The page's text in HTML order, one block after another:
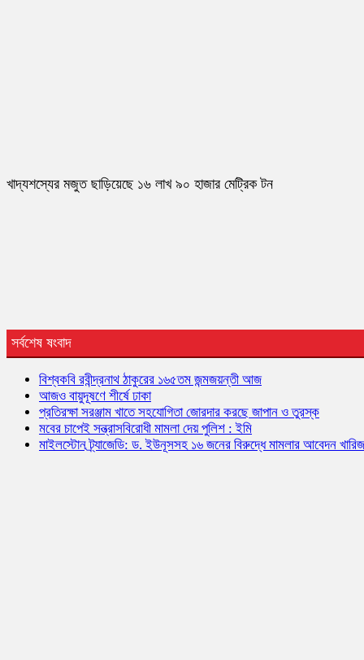
খাদ্যশস্যের মজুত ছাড়িয়েছে ১৬ লাখ ৯০ হাজার মেট্রিক টন
সর্বশেষ ষংবাদ
বিশ্বকবি রবীন্দ্রনাথ ঠাকুরের ১৬৫তম জন্মজয়ন্তী আজ
আজও বায়ুদূষণে শীর্ষে ঢাকা
প্রতিরক্ষা সরঞ্জাম খাতে সহযোগিতা জোরদার করছে জাপান ও তুরস্ক
মবের চাপেই সন্ত্রাসবিরোধী মামলা দেয় পুলিশ : ইমি
মাইলস্টোন ট্র্যাজেডি: ড. ইউনূসসহ ১৬ জনের বিরুদ্ধে মামলার আবেদন খারিজ